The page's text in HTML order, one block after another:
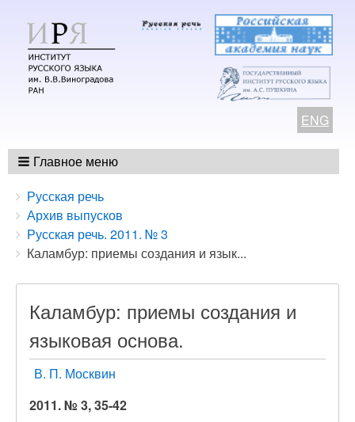
ENG
Главное меню
Breadcrumbs
You
are
here:
Русская речь
Архив выпусков
Русская речь. 2011. № 3
Каламбур: приемы создания и язык...
Каламбур: приемы создания и
языковая основа.
В. П. Москвин
2011. № 3, 35-42